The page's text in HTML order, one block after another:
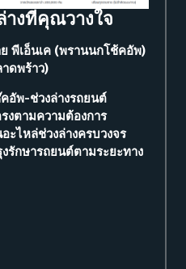
งที่คุณวางใจ
พีเอ็นเค (พรานนกโช้คอัพ)
ดพร้าว)
อัพ-ช่วงล่างรถยนต์
งตามความต้องการ
ะไหล่ช่วงล่างครบวงจร
รักษารถยนต์ตามระยะทาง